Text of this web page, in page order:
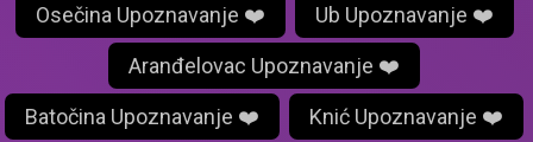
Osečina Upoznavanje ❤️ Ub Upoznavanje ❤️
Aranđelovac Upoznavanje ❤️
Batočina Upoznavanje ❤️ Knić Upoznavanje ❤️